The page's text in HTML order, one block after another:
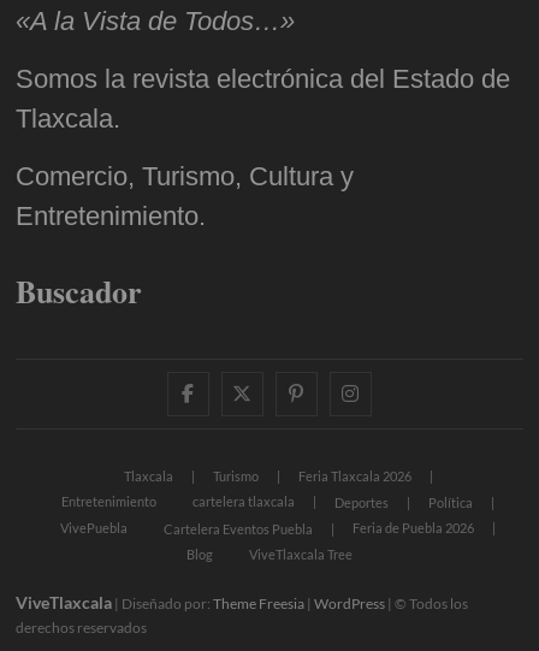
«A la Vista de Todos…»
Somos la revista electrónica del Estado de
Tlaxcala.
Comercio, Turismo, Cultura y
Entretenimiento.
Buscador
facebooktwitter
pinterestinstagram
Tlaxcala Turismo
Feria Tlaxcala 2026
Entretenimiento
cartelera tlaxcala Deportes
Política
VivePuebla
Cartelera Eventos Puebla
Feria de Puebla 2026
Blog
ViveTlaxcala Tree
ViveTlaxcala | Diseñado por:Theme Freesia |WordPress | © Todos los
derechos reservados